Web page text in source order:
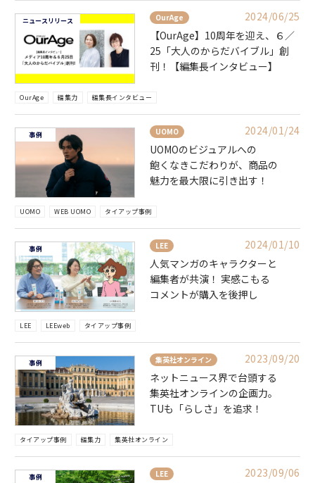
ニュースリリース OurAge
2024/06/25
【OurAge】10周年を迎え、６／
25「大人のからだバイブル」創
刊！【編集長インタビュー】
OurAge 編集力 編集長インタビュー
事例 UOMO
2024/01/24
UOMOのビジュアルへの
飽くなきこだわりが、商品の
魅力を最大限に引き出す！
UOMO WEB UOMO タイアップ事例
事例 LEE
2024/01/10
人気マンガのキャラクターと
編集者が共演！ 実感こもる
コメントが購入を後押し
LEE LEEweb タイアップ事例
事例 集英社オンライン
2023/09/20
ネットニュース界で台頭する
集英社オンラインの企画力。
TUも「らしさ」を追求！
タイアップ事例 編集力 集英社オンライン
事例 LEE
2023/09/06